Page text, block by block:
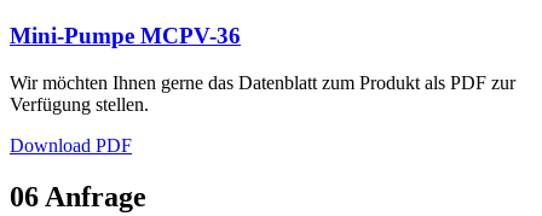
Mini-Pumpe MCPV-36
Wir möchten Ihnen gerne das Datenblatt zum Produkt als PDF zur
Verfügung stellen.
Download PDF
06 Anfrage